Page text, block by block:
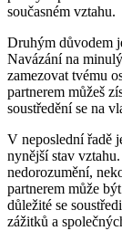
současném vztahu.
Druhým důvodem
Navázání na
zamezovat tvému
partnerem můžeš
soustředění se na
V neposlední řadě
nynější stav
nedorozumění,
partnerem může
důležité se
zážitků a